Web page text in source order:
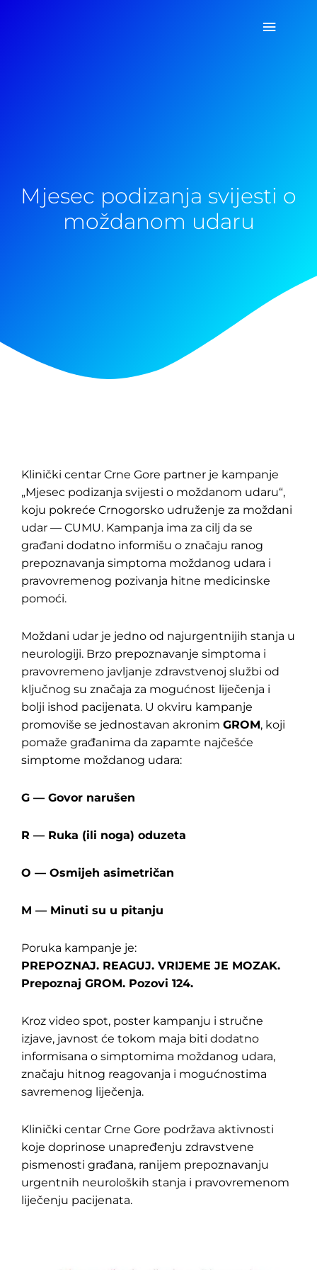
Glavni
Mjesec podizanja svijesti o
moždanom udaru
Klinički centar Crne Gore partner je kampanje
„Mjesec podizanja svijesti o moždanom udaru“,
koju pokreće Crnogorsko udruženje za moždani
udar — CUMU. Kampanja ima za cilj da se
građani dodatno informišu o značaju ranog
prepoznavanja simptoma moždanog udara i
pravovremenog pozivanja hitne medicinske
pomoći.
Moždani udar je jedno od najurgentnijih stanja u
neurologiji. Brzo prepoznavanje simptoma i
pravovremeno javljanje zdravstvenoj službi od
ključnog su značaja za mogućnost liječenja i
bolji ishod pacijenata. U okviru kampanje
promoviše se jednostavan akronim GROM, koji
pomaže građanima da zapamte najčešće
simptome moždanog udara:
G — Govor narušen
R — Ruka (ili noga) oduzeta
O — Osmijeh asimetričan
M — Minuti su u pitanju
Poruka kampanje je:
PREPOZNAJ. REAGUJ. VRIJEME JE MOZAK.
Prepoznaj GROM. Pozovi 124.
Kroz video spot, poster kampanju i stručne
izjave, javnost će tokom maja biti dodatno
informisana o simptomima moždanog udara,
značaju hitnog reagovanja i mogućnostima
savremenog liječenja.
Klinički centar Crne Gore podržava aktivnosti
koje doprinose unapređenju zdravstvene
pismenosti građana, ranijem prepoznavanju
urgentnih neuroloških stanja i pravovremenom
liječenju pacijenata.